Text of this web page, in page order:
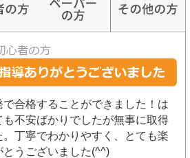
合格することができました！は
も不安ばかりでしたが無事に取得
丁寧でわかりやすく、とても楽
とうございました(^^)